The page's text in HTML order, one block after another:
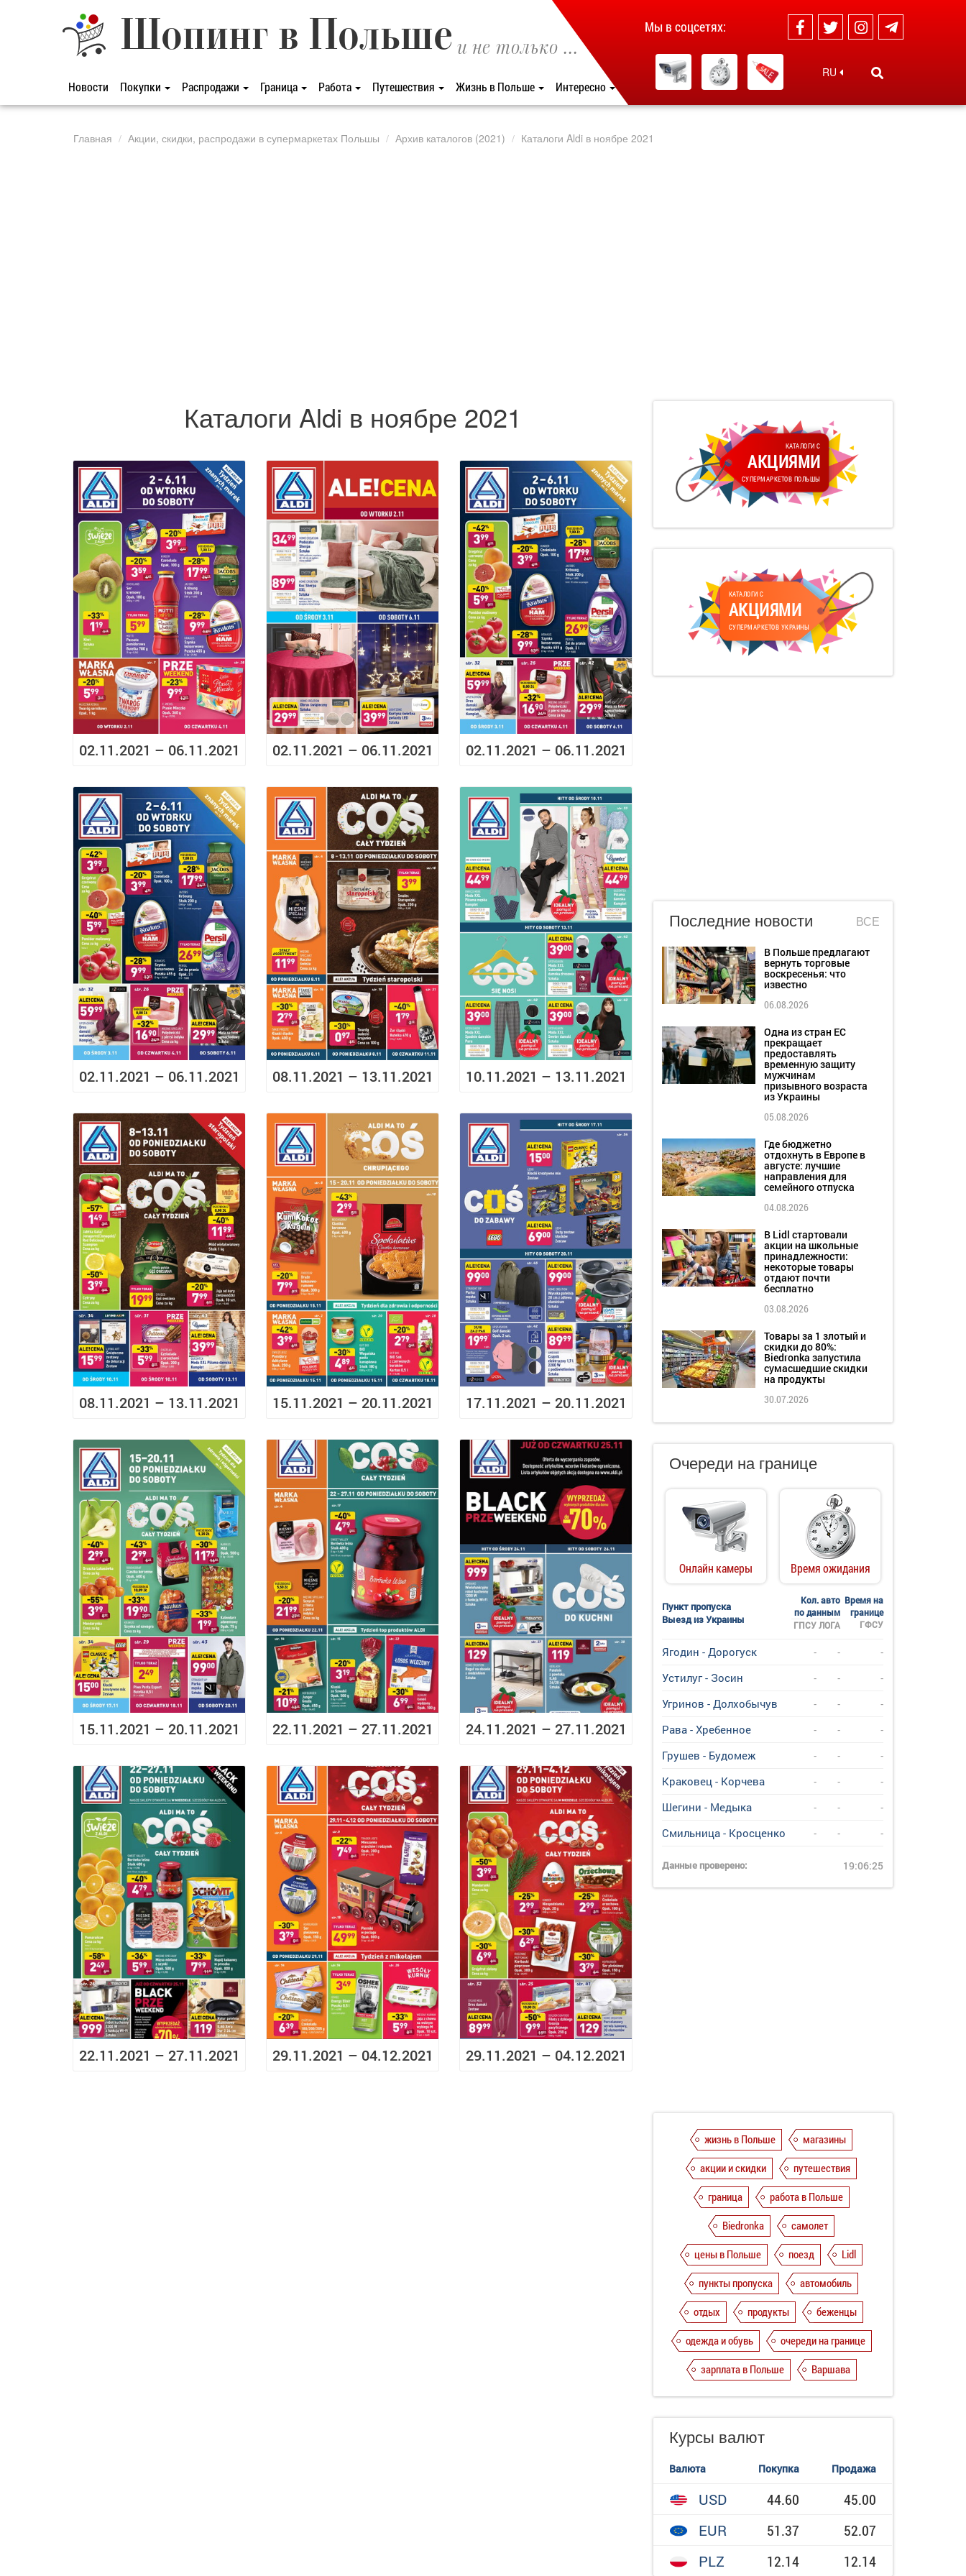
Шопинг в Польше и не только ...
Новости Покупки Распродажи Граница Работа Путешествия Жизнь в Польше Интересно
Мы в соцсетях:
RU
Главная Акции, скидки, распродажи в супермаркетах Польшы Архив каталогов (2021) Каталоги Aldi в ноябре 2021
Каталоги Aldi в ноябре 2021
02.11.2021 – 06.11.2021 02.11.2021 – 06.11.2021 02.11.2021 – 06.11.2021
02.11.2021 – 06.11.2021 08.11.2021 – 13.11.2021 10.11.2021 – 13.11.2021
08.11.2021 – 13.11.2021 15.11.2021 – 20.11.2021 17.11.2021 – 20.11.2021
15.11.2021 – 20.11.2021 22.11.2021 – 27.11.2021 24.11.2021 – 27.11.2021
22.11.2021 – 27.11.2021 29.11.2021 – 04.12.2021 29.11.2021 – 04.12.2021
КАТАЛОГИ С
АКЦИЯМИ
СУПЕРМАРКЕТОВ ПОЛЬШЫ
КАТАЛОГИ С
АКЦИЯМИ
СУПЕРМАРКЕТОВ УКРАИНЫ
Последние новости ВСЕ
В Польше предлагают
вернуть торговые
воскресенья: что
известно
06.08.2026
Одна из стран ЕС
прекращает
предоставлять
временную защиту
мужчинам
призывного возраста
из Украины
05.08.2026
Где бюджетно
отдохнуть в Европе в
августе: лучшие
направления для
семейного отпуска
04.08.2026
В Lidl стартовали
акции на школьные
принадлежности:
некоторые товары
отдают почти
бесплатно
03.08.2026
Товары за 1 злотый и
скидки до 80%:
Biedronka запустила
сумасшедшие скидки
на продукты
30.07.2026
Очереди на границе
Онлайн камеры Время ожидания
Пункт пропуска
Выезд из Украины
Кол. авто
по данным
Время на
границе
ГФСУ
ГПСУ ЛОГА
Ягодин - Дорогуск - -
-
Устилуг - Зосин
- -
-
Угринов - Долхобычув
- -
-
Рава - Хребенное
- -
-
Грушев - Будомеж
- -
-
Краковец - Корчева
- -
-
Шегини - Медыка
- -
-
Смильница - Кросценко
- - -
Данные проверено: 19:06:25
жизнь в Польше
магазины
акции и скидки
путешествия
граница
работа в Польше
Biedronka
самолет
цены в Польше
поезд
Lidl
пункты пропуска
автомобиль
отдых
продукты
беженцы
одежда и обувь
очереди на границе
зарплата в Польше
Варшава
Курсы валют
Валюта Покупка Продажа
USD 44.60
45.00
EUR
51.37
52.07
PLZ
12.14 12.14